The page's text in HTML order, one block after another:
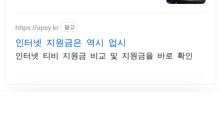
보유
https://upsy.kr 광고
인터넷 지원금은 역시 업시
인터넷 티비 지원금 비교 및 지원금을 바로 확인